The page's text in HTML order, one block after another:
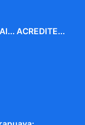
ACREDITE...